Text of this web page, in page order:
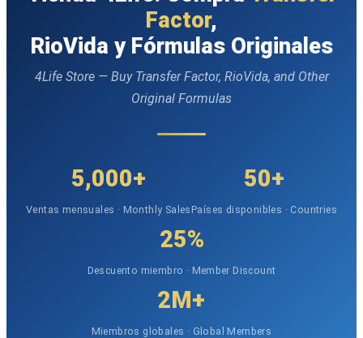
Factor,
RioVida y Fórmulas Originales
4Life Store — Buy Transfer Factor, RioVida, and Other
Original Formulas
5,000+
Ventas mensuales · Monthly Sales
50+
Países disponibles · Countries
25%
Descuento miembro · Member Discount
2M+
Miembros globales · Global Members